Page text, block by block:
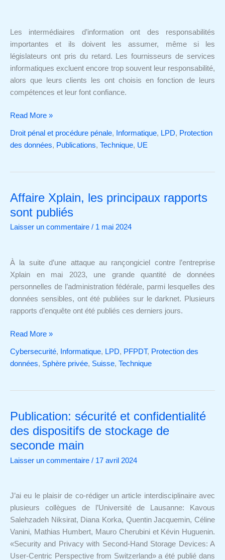
Les intermédiaires d’information ont des responsabilités
importantes et ils doivent les assumer, même si les
législateurs ont pris du retard. Les fournisseurs de services
informatiques excluent encore trop souvent leur responsabilité,
alors que leurs clients les ont choisis en fonction de leurs
compétences et leur font confiance.
Read More »
Droit pénal et procédure pénale, Informatique, LPD, Protection
des données, Publications, Technique, UE
Affaire Xplain, les principaux rapports
sont publiés
Laisser un commentaire / 1 mai 2024
À la suite d’une attaque au rançongiciel contre l’entreprise
Xplain en mai 2023, une grande quantité de données
personnelles de l’administration fédérale, parmi lesquelles des
données sensibles, ont été publiées sur le darknet. Plusieurs
rapports d’enquête ont été publiés ces derniers jours.
Affaire
Xplain,
sont
Read More »
Cybersecurité, Informatique, LPD, PFPDT, Protection des
données, Sphère privée, Suisse, Technique
Publication: sécurité et confidentialité
des dispositifs de stockage de
seconde main
Laisser un commentaire / 17 avril 2024
J’ai eu le plaisir de co-rédiger un article interdisciplinaire avec
plusieurs collègues de l’Université de Lausanne: Kavous
Salehzadeh Niksirat, Diana Korka, Quentin Jacquemin, Céline
Vanini, Mathias Humbert, Mauro Cherubini et Kévin Huguenin.
«Security and Privacy with Second-Hand Storage Devices: A
User-Centric Perspective from Switzerland» a été publié dans
Publication:
sécurité
confidentialité
des
stockage
de
seconde
main